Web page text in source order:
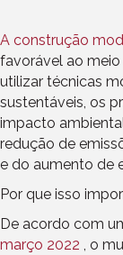
A construção
favorável ao
utilizar técnicas
sustentáveis, os
impacto
redução de
e do aumento de
Por que isso
De acordo com
março 2022 , o